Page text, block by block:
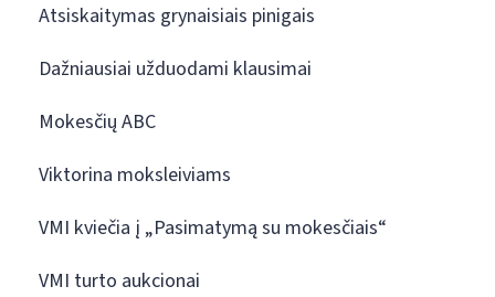
Atsiskaitymas grynaisiais pinigais
Dažniausiai užduodami klausimai
Mokesčių ABC
Viktorina moksleiviams
VMI kviečia į „Pasimatymą su mokesčiais“
VMI turto aukcionai